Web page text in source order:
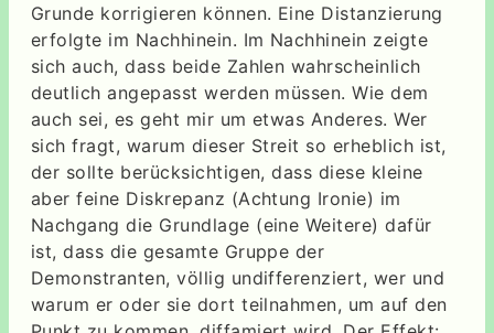
Grunde korrigieren können. Eine Distanzierung
erfolgte im Nachhinein. Im Nachhinein zeigte
sich auch, dass beide Zahlen wahrscheinlich
deutlich angepasst werden müssen. Wie dem
auch sei, es geht mir um etwas Anderes. Wer
sich fragt, warum dieser Streit so erheblich ist,
der sollte berücksichtigen, dass diese kleine
aber feine Diskrepanz (Achtung Ironie) im
Nachgang die Grundlage (eine Weitere) dafür
ist, dass die gesamte Gruppe der
Demonstranten, völlig undifferenziert, wer und
warum er oder sie dort teilnahmen, um auf den